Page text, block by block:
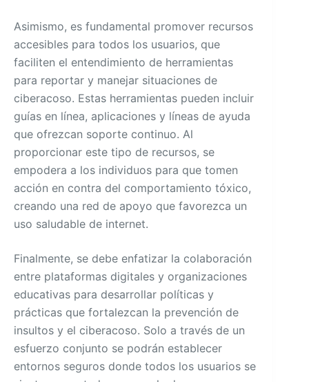
Asimismo, es fundamental promover recursos
accesibles para todos los usuarios, que
faciliten el entendimiento de herramientas
para reportar y manejar situaciones de
ciberacoso. Estas herramientas pueden incluir
guías en línea, aplicaciones y líneas de ayuda
que ofrezcan soporte continuo. Al
proporcionar este tipo de recursos, se
empodera a los individuos para que tomen
acción en contra del comportamiento tóxico,
creando una red de apoyo que favorezca un
uso saludable de internet.
Finalmente, se debe enfatizar la colaboración
entre plataformas digitales y organizaciones
educativas para desarrollar políticas y
prácticas que fortalezcan la prevención de
insultos y el ciberacoso. Solo a través de un
esfuerzo conjunto se podrán establecer
entornos seguros donde todos los usuarios se